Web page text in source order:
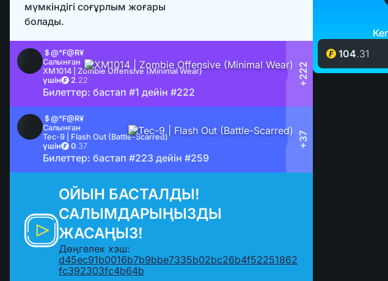
мүмкіндігі соғұрлым жоғары
болады.
＄@℉@R¥
Салынған
XM1014 | Zombie Offensive (Minimal Wear)
үшін
2.22
Билеттер: бастап #1 дейін #222
+222
＄@℉@R¥
Салынған
Tec-9 | Flash Out (Battle-Scarred)
үшін
0.37
Билеттер: бастап #223 дейін #259
+37
ОЙЫН БАСТАЛДЫ!
САЛЫМДАРЫҢЫЗДЫ
ЖАСАҢЫЗ!
Дөңгелек хэш:
d45ec91b0016b7b9bbe7335b02bc26b4f52251862
fc392303fc4b64b
104.31